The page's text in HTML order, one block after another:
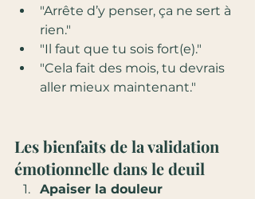
"Arrête d’y penser, ça ne sert à
rien."
"Il faut que tu sois fort(e)."
"Cela fait des mois, tu devrais
aller mieux maintenant."
Les bienfaits de la validation
émotionnelle dans le deuil
Apaiser la douleur